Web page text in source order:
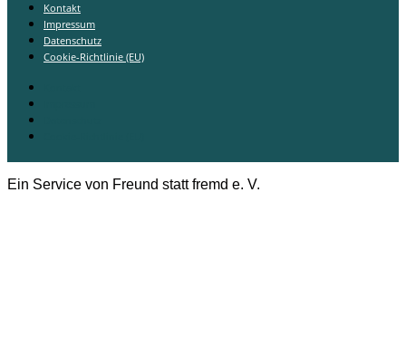
Kontakt
Impressum
Datenschutz
Cookie-Richtlinie (EU)
Ein Service von Freund statt fremd e. V.